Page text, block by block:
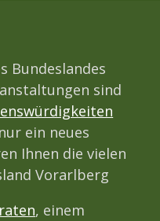
Bundeslandes
sind
ein neues
Ihnen die vielen
Vorarlberg
, einem